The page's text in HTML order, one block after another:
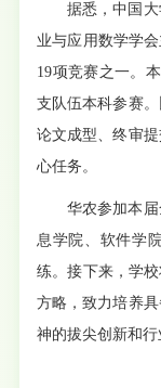
据悉，中国
业与应用数学学
19项竞赛之一。
支队伍本科参赛
论文成型、终审
心任务。
华农参加本
息学院、软件学
练。接下来，学
方略，致力培养
神的拔尖创新和行